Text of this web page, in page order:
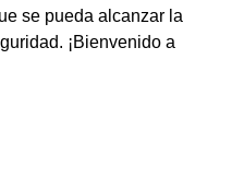
se pueda alcanzar la
¡Bienvenido a